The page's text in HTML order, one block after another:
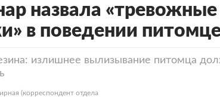
назвала «тревожные
в поведении
излишнее вылизывание питомца
(корреспондент отдела